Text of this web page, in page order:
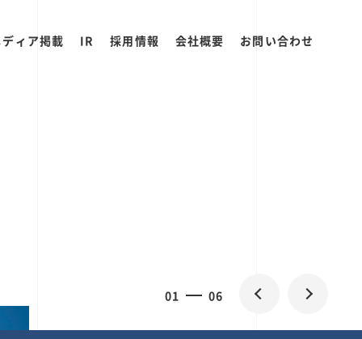
ィア掲載 IR 採用情報 会社概要 お問い合わせ
01 06